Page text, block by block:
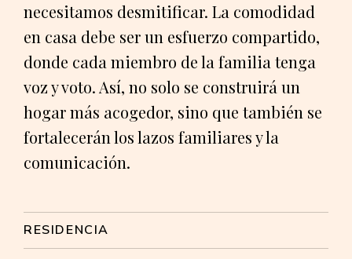
necesitamos desmitificar. La comodidad
en casa debe ser un esfuerzo compartido,
donde cada miembro de la familia tenga
voz y voto. Así, no solo se construirá un
hogar más acogedor, sino que también se
fortalecerán los lazos familiares y la
comunicación.
RESIDENCIA